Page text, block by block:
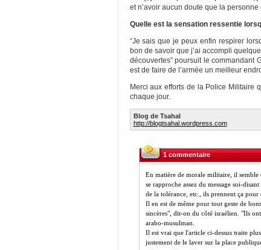
et n’avoir aucun doute que la personne
Quelle est la sensation ressentie
“Je sais que je peux enfin respirer
bon de savoir que j’ai accompli
découvertes” poursuit le commandant
est de faire de l’armée un meilleur
Merci aux efforts de la Police Militaire
chaque jour.
Blog de Tsahal
http://blogtsahal.wordpress.com
1 commentaire
En matière de morale militaire, il
se rapproche assez du message soi-
de la tolérance, etc., ils prennent ça
Il en est de même pour tout geste de
sincères", dit-on du côté israélien. "Ils
arabo-musulman.
Il est vrai que l'article ci-dessus traite
justement de le laver sur la place